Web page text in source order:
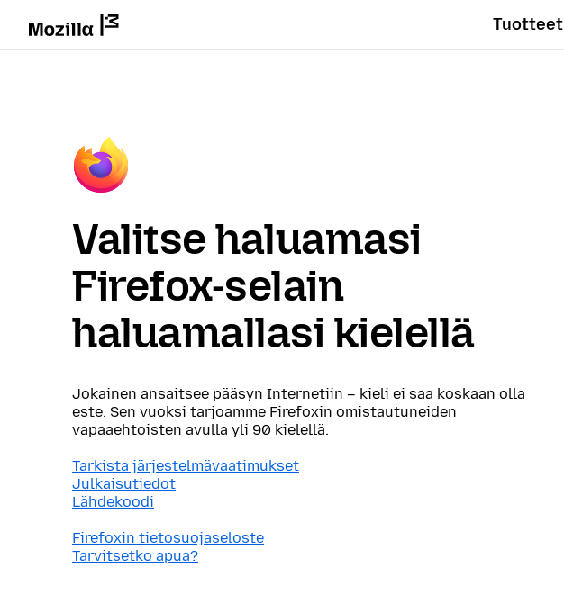
Tuotteet
Valitse haluamasi
Firefox-selain
haluamallasi kielellä
Jokainen ansaitsee pääsyn Internetiin – kieli ei saa koskaan olla
este. Sen vuoksi tarjoamme Firefoxin omistautuneiden
vapaaehtoisten avulla yli 90 kielellä.
Tarkista järjestelmävaatimukset
Julkaisutiedot
Lähdekoodi
Firefoxin tietosuojaseloste
Tarvitsetko apua?